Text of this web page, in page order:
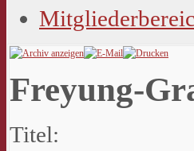
Freyung-
Titel: